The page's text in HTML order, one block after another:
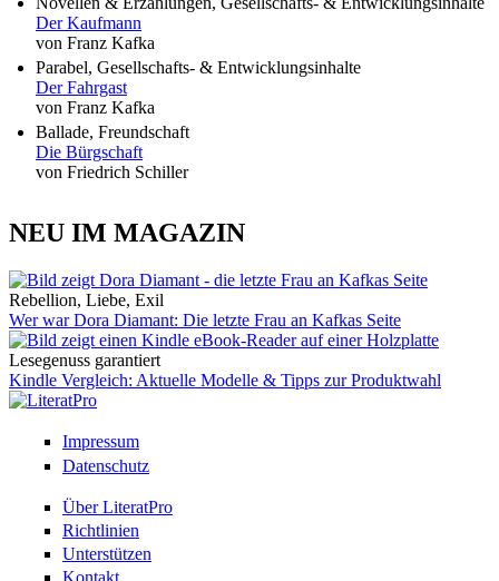
Der Kaufmann
von Franz Kafka
Parabel, Gesellschafts- & Entwicklungsinhalte
Der Fahrgast
von Franz Kafka
Ballade, Freundschaft
Die Bürgschaft
von Friedrich Schiller
NEU IM MAGAZIN
Rebellion, Liebe, Exil
Wer war Dora Diamant: Die letzte Frau an Kafkas Seite
Lesegenuss garantiert
Kindle Vergleich: Aktuelle Modelle & Tipps zur Produktwahl
Impressum
Datenschutz
Über LiteratPro
Richtlinien
Unterstützen